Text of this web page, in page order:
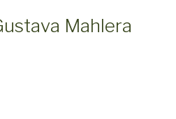
Mahlera